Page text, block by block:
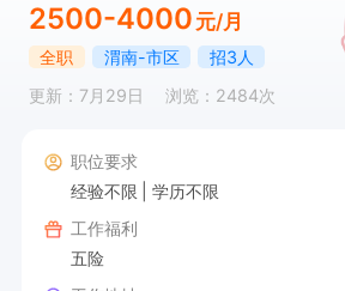
2500-4000 元/月
全职 渭南-市区
招3人
更新：7月29日
浏览：2484次
职位要求
经验不限
学历不限
工作福利
五险